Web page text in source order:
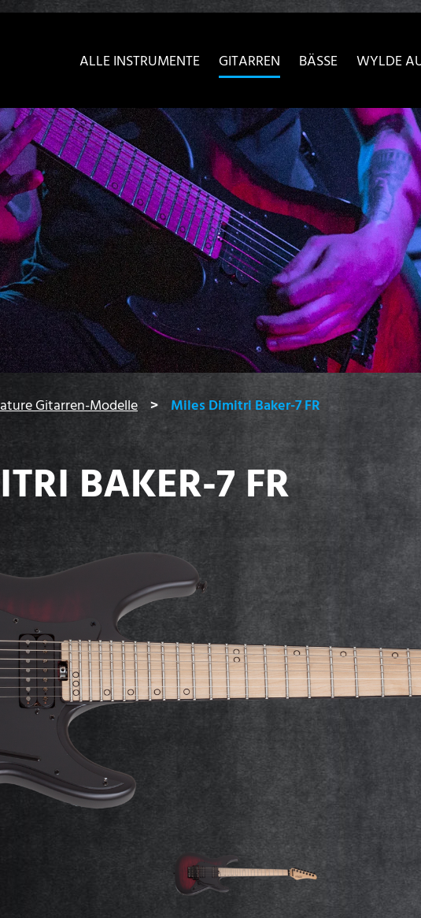
Zeige besser passende Version dieser SeiteDiese Meldung nicht
ALLE INSTRUMENTE GITARREN BÄSSE WYLDE
Gitarren-Modelle Miles Dimitri Baker-7 FR
BAKER-7 FR